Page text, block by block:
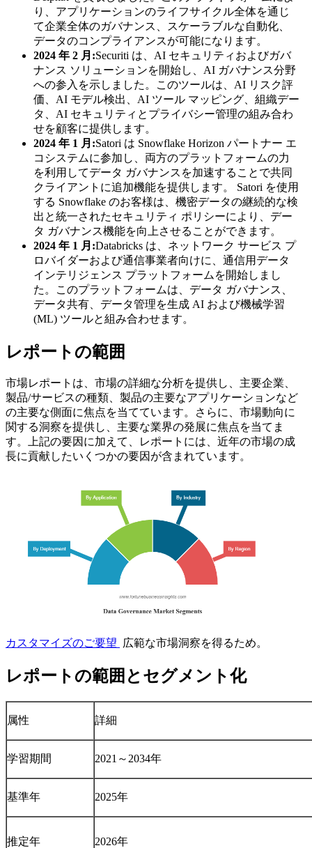
り、アプリケーションのライフサイクル全体を通じ
て企業全体のガバナンス、スケーラブルな自動化、
データのコンプライアンスが可能になります。
2024 年 2 月:Securiti は、AI セキュリティおよびガバ
ナンス ソリューションを開始し、AI ガバナンス分野
への参入を示しました。このツールは、AI リスク評
価、AI モデル検出、AI ツール マッピング、組織デー
タ、AI セキュリティとプライバシー管理の組み合わ
せを顧客に提供します。
2024 年 1 月:Satori は Snowflake Horizo​​n パートナー エ
コシステムに参加し、両方のプラットフォームの力
を利用してデータ ガバナンスを加速することで共同
クライアントに追加機能を提供します。 Satori を使用
する Snowflake のお客様は、機密データの継続的な検
出と統一されたセキュリティ ポリシーにより、デー
タ ガバナンス機能を向上させることができます。
2024 年 1 月:Databricks は、ネットワーク サービス プ
ロバイダーおよび通信事業者向けに、通信用データ
インテリジェンス プラットフォームを開始しまし
た。このプラットフォームは、データ ガバナンス、
データ共有、データ管理を生成 AI および機械学習
(ML) ツールと組み合わせます。
レポートの範囲
市場レポートは、市場の詳細な分析を提供し、主要企業、
製品/サービスの種類、製品の主要なアプリケーションなど
の主要な側面に焦点を当てています。さらに、市場動向に
関する洞察を提供し、主要な業界の発展に焦点を当てま
す。上記の要因に加えて、レポートには、近年の市場の成
長に貢献したいくつかの要因が含まれています。
カスタマイズのご要望 広範な市場洞察を得るため。
レポートの範囲とセグメント化
属性 詳細
学習期間 2021～2034年
基準年 2025年
推定年 2026年